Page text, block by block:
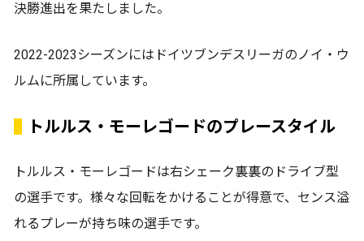
決勝進出を果たしました。
2022-2023シーズンにはドイツブンデスリーガのノイ・ウ
ルムに所属しています。
トルルス・モーレゴードのプレースタイル
トルルス・モーレゴードは右シェーク裏裏のドライブ型
の選手です。様々な回転をかけることが得意で、センス溢
れるプレーが持ち味の選手です。